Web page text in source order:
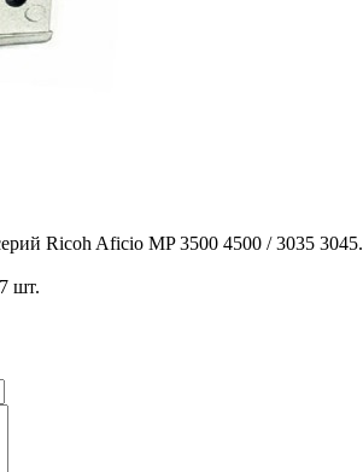
Ricoh Aficio MP 3500 4500 / 3035 3045.
шт.